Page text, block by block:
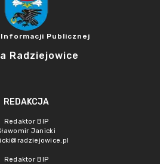
Publicznej
Radziejowice
REDAKCJA
Redaktor BIP
Janicki
Redaktor BIP